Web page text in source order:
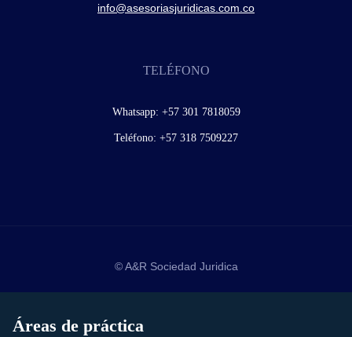
info@asesoriasjuridicas.com.co
TELÉFONO
Whatsapp: +57 301 7818059
Teléfono: +57 318 7509227
© A&R Sociedad Juridica
Áreas de práctica